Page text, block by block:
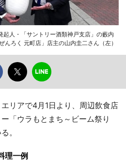
起人・「サントリー酒類神戸支店」の藪内
んろく 元町店」店主の山内圭二さん（左）
リアで4月1日より、周辺飲食店
「ウラもとまち～ビーム祭り
。
理一例